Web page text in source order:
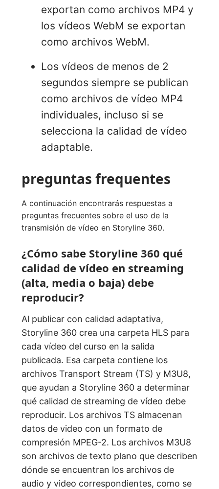
exportan como archivos MP4 y
los vídeos WebM se exportan
como archivos WebM.
Los vídeos de menos de 2
segundos siempre se publican
como archivos de vídeo MP4
individuales, incluso si se
selecciona la calidad de vídeo
adaptable.
preguntas frequentes
A continuación encontrarás respuestas a
preguntas frecuentes sobre el uso de la
transmisión de vídeo en Storyline 360.
¿Cómo sabe Storyline 360 qué
calidad de vídeo en streaming
(alta, media o baja) debe
reproducir?
Al publicar con calidad adaptativa,
Storyline 360 crea una carpeta HLS para
cada vídeo del curso en la salida
publicada. Esa carpeta contiene los
archivos Transport Stream (TS) y M3U8,
que ayudan a Storyline 360 a determinar
qué calidad de streaming de vídeo debe
reproducir. Los archivos TS almacenan
datos de video con un formato de
compresión MPEG-2. Los archivos M3U8
son archivos de texto plano que describen
dónde se encuentran los archivos de
audio y video correspondientes, como se